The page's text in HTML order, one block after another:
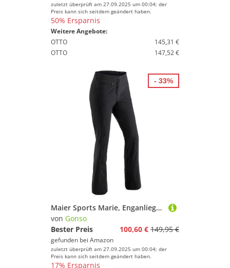
zuletzt überprüft am 27.09.2025 um 00:04; der
Preis kann sich seitdem geändert haben.
50% Ersparnis
Weitere Angebote:
OTTO
145,31 €
OTTO
147,52 €
Maier Sports Marie, Enganliegende Damen Skihose, Wasserabweisende Softshell Schneehose, Stretchmaterial und verstellbarer Bund, PFC-frei, stormprotec-Technologie, Schwarz, Gr. 17 (W26/L29)
von Gonso
Bester Preis
100,60 € 149,95 €
gefunden bei Amazon
zuletzt überprüft am 27.09.2025 um 00:04; der
Preis kann sich seitdem geändert haben.
17% Ersparnis
- 33%